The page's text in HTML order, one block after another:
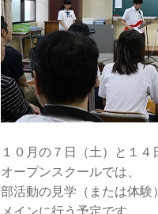
１０月の７日（土）と１４
オープンスクールでは、
部活動の見学（または体験
メインに行う予定です。